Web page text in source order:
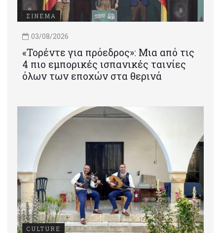
ΣΙΝΕΜΑ
03/08/2026
«Τορέντε για πρόεδρος»: Mια από τις
4 πιο εμπορικές ισπανικές ταινίες
όλων των εποχών στα θερινά
CULTURE